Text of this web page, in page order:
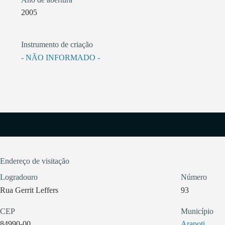
2005
Instrumento de criação
- NÃO INFORMADO -
Endereço de visitação
Logradouro
Rua Gerrit Leffers
Número
93
CEP
Município